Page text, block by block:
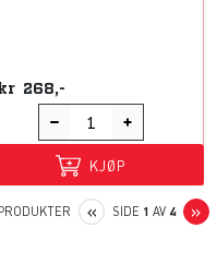
268,-
KJØP
«PREVIOUS
SIDE 1 AV 4 »